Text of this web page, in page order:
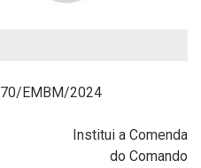
EMBM/2024
Institui a Comenda
do Comando